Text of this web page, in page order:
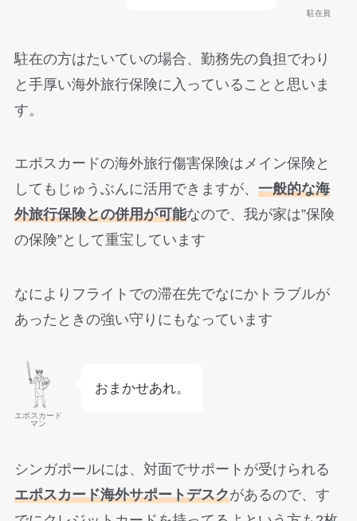
駐在員
駐在の方はたいていの場合、勤務先の負担でわり
と手厚い海外旅行保険に入っていることと思いま
す。
エポスカードの海外旅行傷害保険はメイン保険と
してもじゅうぶんに活用できますが、 一般的な海
外旅行保険との併用が可能なので、我が家は”保険
の保険”として重宝しています
なによりフライトでの滞在先でなにかトラブルが
あったときの強い守りにもなっています
エポスカード
マン
おまかせあれ。
シンガポールには、対面でサポートが受けられる
エポスカード海外サポートデスクがあるので、す